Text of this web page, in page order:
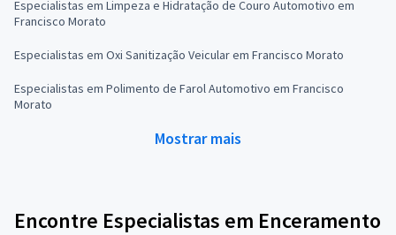
Especialistas em Limpeza e Hidratação de Couro Automotivo em
Francisco Morato
Especialistas em Oxi Sanitização Veicular em Francisco Morato
Especialistas em Polimento de Farol Automotivo em Francisco
Morato
Mostrar mais
Encontre Especialistas em Enceramento